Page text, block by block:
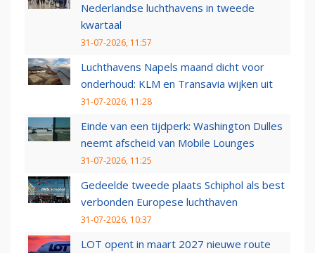
Nederlandse luchthavens in tweede
kwartaal
31-07-2026, 11:57
Luchthavens Napels maand dicht voor
onderhoud: KLM en Transavia wijken uit
31-07-2026, 11:28
Einde van een tijdperk: Washington Dulles
neemt afscheid van Mobile Lounges
31-07-2026, 11:25
Gedeelde tweede plaats Schiphol als best
verbonden Europese luchthaven
31-07-2026, 10:37
LOT opent in maart 2027 nieuwe route